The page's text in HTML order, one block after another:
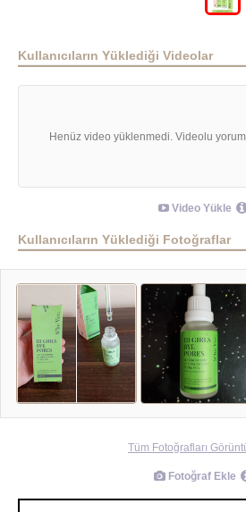
Kullanıcıların Yüklediği Videolar
Henüz video yüklenmedi. Videolu
Video Yükle
Kullanıcıların Yüklediği Fotoğraflar
Tüm Fotoğrafları
Fotoğraf Ekle